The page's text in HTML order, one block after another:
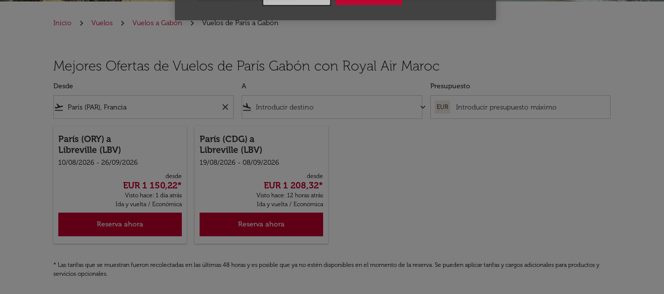
Inicio Vuelos Vuelos a Gabón Vuelos de París a Gabón
Mejores Ofertas de Vuelos de París Gabón con Royal Air Maroc
Desde
flight_takeoff close
A
flight_land keyboard_arrow_down
Presupuesto
EUR
París (ORY) a
Libreville (LBV)
10/08/2026 - 26/09/2026
desde
EUR 1 150,22*
Visto hace: 1 día atrás
Ida y vuelta / Económica
Reserva ahora
París (CDG) a
Libreville (LBV)
19/08/2026 - 08/09/2026
desde
EUR 1 208,32*
Visto hace: 12 horas atrás
Ida y vuelta / Económica
Reserva ahora
* Las tarifas que se muestran fueron recolectadas en las últimas 48 horas y es posible que ya no estén disponibles en el momento de la reserva. Se pueden aplicar tarifas y cargos adicionales para productos y
servicios opcionales.